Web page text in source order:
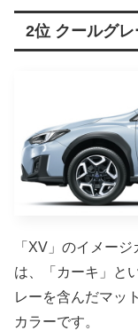
2位 クールグ
「XV」のイメー
は、「カーキ」と
レーを含んだマッ
カラーです。